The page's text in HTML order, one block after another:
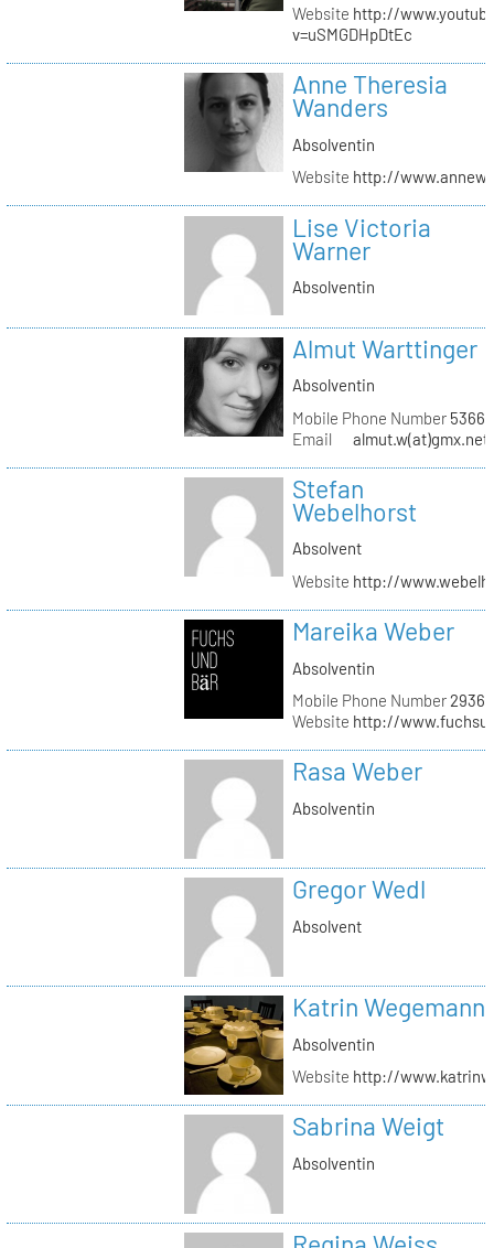
Website http://
v=uSMGDHpDtEc
Anne Theresia
Wanders
Absolventin
Website http://
Lise Victoria
Warner
Absolventin
Almut Warttinger
Absolventin
Mobile Phone Number
Email
almut.w(at)gmx.net
Stefan
Webelhorst
Absolvent
Website http://
Mareika Weber
Absolventin
Mobile Phone Number
Website http://
Rasa Weber
Absolventin
Gregor Wedl
Absolvent
Katrin Wegemann
Absolventin
Website http://
Sabrina Weigt
Absolventin